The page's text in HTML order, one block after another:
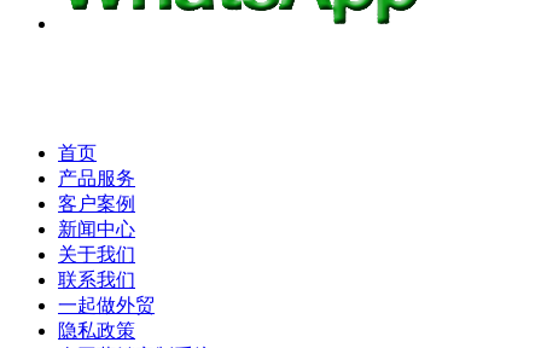
首页
产品服务
客户案例
新闻中心
关于我们
联系我们
一起做外贸
隐私政策